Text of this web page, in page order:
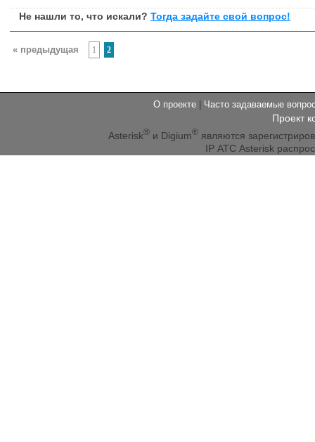
Не нашли то, что искали? Тогда задайте свой вопрос!
« предыдущая 1 2
О проекте | Часто задаваемые
Проект
Asterisk®и Digium®являются
IP АТС Asterisk